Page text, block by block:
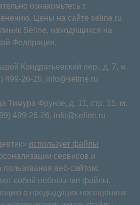
ознакомьтесь с
Цены на сайте seline.ru
Seline, находящихся на
Федерации.
Кондратьевский пер., д. 7, м.
499-26-26, info@seline.ru
Тимура Фрунзе, д. 11⁠, стр. 15, м.
499-26-26, info@seline.ru
использует файлы
сервисов и
веб-сайтом.
собой небольшие файлы,
о предыдущих посещениях